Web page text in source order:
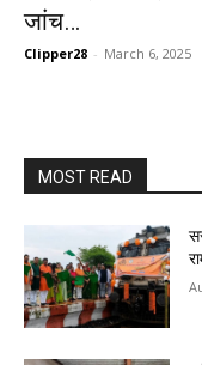
जांच…
Clipper28 - March 6, 2025
MOST READ